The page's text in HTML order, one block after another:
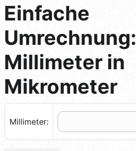
Einfache
Umrechnung:
Millimeter in
Mikrometer
Millimeter: